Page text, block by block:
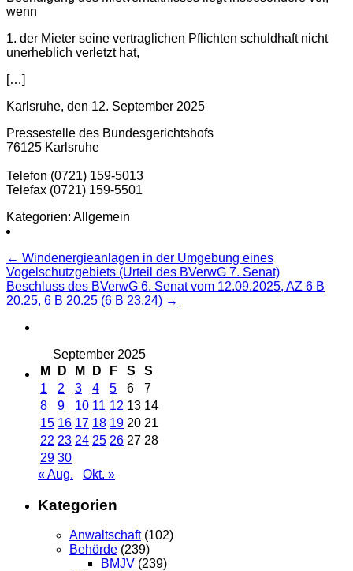
wenn
1. der Mieter seine vertraglichen Pflichten schuldhaft nicht
unerheblich verletzt hat,
[…]
Karlsruhe, den 12. September 2025
Pressestelle des Bundesgerichtshofs
76125 Karlsruhe
Telefon (0721) 159-5013
Telefax (0721) 159-5501
Kategorien: Allgemein
Beitragsnavigation
← Windenergieanlagen in der Umgebung eines
Vogelschutzgebiets (Urteil des BVerwG 7. Senat)
Beschluss des BVerwG 6. Senat vom 12.09.2025, AZ 6 B
20.25, 6 B 20.25 (6 B 23.24) →
September 2025
M
D M D F S
S
1
2 3 4 5 6
7
8
9 10 11 12 13 14
15 16 17 18 19 20 21
22 23 24 25 26 27 28
29 30
« Aug.
Okt. »
Kategorien
Anwaltschaft(102)
Behörde (239)
BMJV (239)